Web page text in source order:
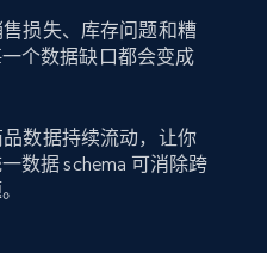
售损失、库存问题和糟
个数据缺口都会变成
品数据持续流动，让你
数据 schema 可消除跨